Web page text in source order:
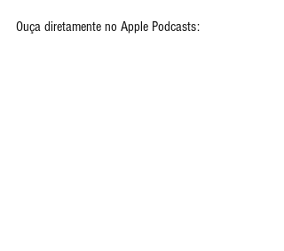
Ouça diretamente no Apple Podcasts: